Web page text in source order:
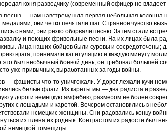
коня разведчику (современный офицер не
песню — нам навстречу шла первая небольшая колонна
они четко печатали шаг. Странное чувство
с нами, они резко оборвали песню. Затем стали
и поющих фривольные песни. На их лицах была
живы. Лица наших бойцов были суровы и сосредоточены;
врага, принимали капитуляцию и каждую минуту
это был необычный боевой день, он требовал большей
уже привычных, выработанных за годы войны.
— фашисты что-то уничтожали. У дорог лежали кучи
белые флаги. Из кареты мы — два радиста и
у дороги немецкую амфибию, размером не более
с лошадьми и каретой. Вечером остановились в
немецкие женщины. Они радовались концу
из плена их родные. Контрастом их радости был
немецкой помещицы.